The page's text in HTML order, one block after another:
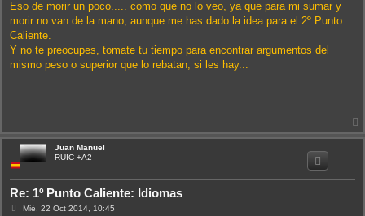
n
a
j
Eso de morir un poco..... como que no lo veo, ya que para mi sumar y
morir no van de la mano; aunque me has dado la idea para el 2º Punto
Caliente.
Y no te preocupes, tomate tu tiempo para encontrar argumentos del
mismo peso o superior que lo rebatan, si les hay...
r
Juan Manuel
RÜIC +A2
Re: 1º Punto Caliente: Idiomas
MMié, 22 Oct 2014, 10:45